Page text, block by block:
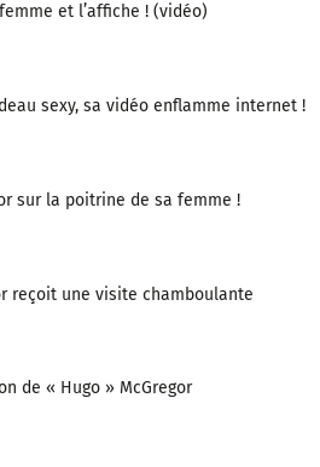
et l’affiche ! (vidéo)
sexy, sa vidéo enflamme internet !
sur la poitrine de sa femme !
reçoit une visite chamboulante
de « Hugo » McGregor